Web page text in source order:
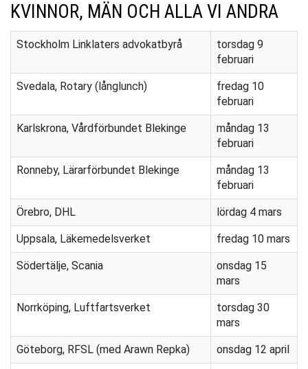
KVINNOR, MÄN OCH ALLA VI ANDRA
Stockholm Linklaters advokatbyrå
torsdag 9
februari
Svedala, Rotary (långlunch)
fredag 10
februari
Karlskrona, Vårdförbundet Blekinge
måndag 13
februari
Ronneby, Lärarförbundet Blekinge
måndag 13
februari
Örebro, DHL lördag 4 mars
Uppsala, Läkemedelsverket fredag 10 mars
Södertälje, Scania
onsdag 15
mars
Norrköping, Luftfartsverket
torsdag 30
mars
Göteborg, RFSL (med Arawn Repka) onsdag 12 april